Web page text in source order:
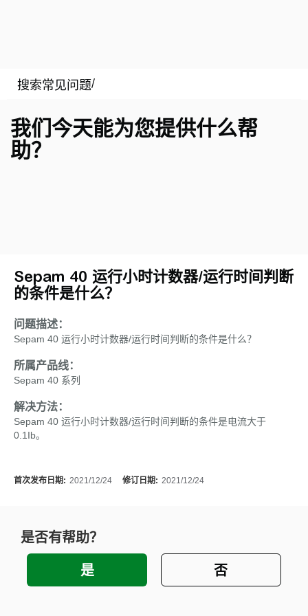
我们今天能为您提供什么帮
助？
Sepam 40 运行小时计数器/运行时间判断
的条件是什么？
问题描述：
Sepam 40 运行小时计数器/运行时间判断的条件是什么？
所属产品线：
Sepam 40 系列
解决方法：
Sepam 40 运行小时计数器/运行时间判断的条件是电流大于
0.1Ib。
首次发布日期: 2021/12/24 修订日期: 2021/12/24
是否有帮助？